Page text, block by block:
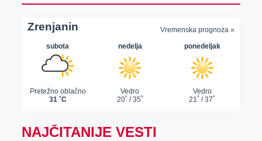
NAJČITANIJE VESTI